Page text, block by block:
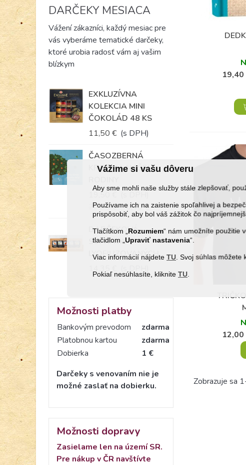
Vážime si vašu dôveru
Aby sme mohli naše služby stále zlepšovať,
Používame ich na zaistenie spoľahlivej a
prispôsobiť, aby bol váš zážitok čo
Tlačítkom „ Rozumiem“ nám umožníte použitie
tlačidlom „Upraviť nastavenia“.
Viac informácií nájdete TU . Svoj súhlas
Pokiaľ nesúhlasíte, klikniteTU
DARČEKY MESIACA
Vážení zákazníci, každý mesiac pre
vás vyberáme tematické darčeky,
ktoré urobia radosť vám aj vašim
blízkym
EXKLUZÍVNA
KOLEKCIA MINI
ČOKOLÁD 48 KS
11,50 € (s DPH)
ČASOZBERNÁ
KRONIKA NAŠEJ
19,50 €
27,90 € -8,40 €
DARČEKOVÁ
SÚPRAVA
LYOFILIZOVANÝCH
Možnosti platby
Bankovým prevodom
zdarma
Platobnou kartou
zdarma
Dobierka
1 €
Darčeky s venovaním nie je
možné zaslať na dobierku.
Možnosti dopravy
Zasielame len na území SR.
Pre nákup v ČR navštívte
19,40
12,00
Zobrazuje sa